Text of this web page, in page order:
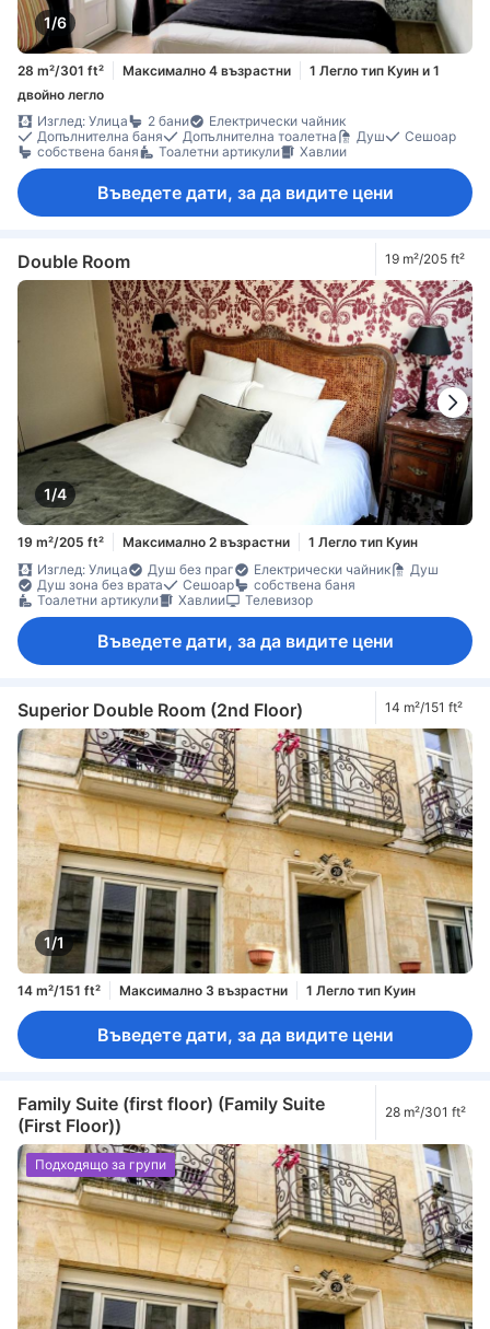
1/6
28 m²/301 ft² Максимално 4 възрастни
1 Легло тип Куин и 1
двойно легло
Изглед: Улица
2 бани
Електрически чайник
Допълнителна баня
Допълнителна тоалетна Душ
Сешоар
собствена баня
Тоалетни артикули Хавлии
Въведете дати, за да видите цени
Double Room 19 m²/205 ft²
1/4
19 m²/205 ft² Максимално 2 възрастни
1 Легло тип Куин
Изглед: Улица
Душ без праг Електрически чайник
Душ
Душ зона без врата
Сешоар
собствена баня
Тоалетни артикули
Хавлии Телевизор
Въведете дати, за да видите цени
Superior Double Room (2nd Floor) 14 m²/151 ft²
1/1
14 m²/151 ft² Максимално 3 възрастни 1 Легло тип Куин
Въведете дати, за да видите цени
Family Suite (first floor) (Family Suite
(First Floor))
28 m²/301 ft²
Подходящо за групи